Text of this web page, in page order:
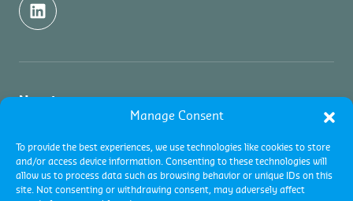
Manage Consent
To provide the best experiences, we use technologies like cookies to store
and/or access device information. Consenting to these technologies will
allow us to process data such as browsing behavior or unique IDs on this
site. Not consenting or withdrawing consent, may adversely affect
Nosotros
Nosotros
Contacto
Academy y Formaciones
Inspecciones
Acerca de Inspecciones de Commodities
Certificaciones